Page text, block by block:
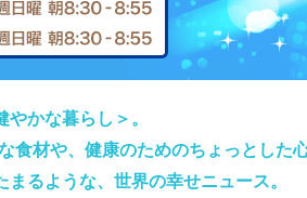
かな暮らし＞。
食材や、健康のためのちょっとし
るような、世界の幸せニュース。